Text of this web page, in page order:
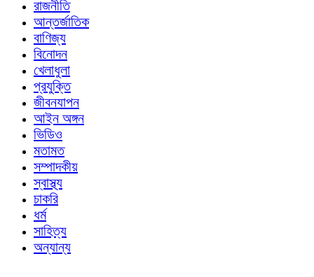
রাজনীতি
আন্তর্জাতিক
বাণিজ্য
বিনোদন
খেলাধুলা
প্রযুক্তি
জীবনযাপন
আইন অঙ্গন
ভিডিও
মতামত
সম্পাদকীয়
স্বাস্থ্য
চাকরি
ধর্ম
সাহিত্য
অন্যান্য